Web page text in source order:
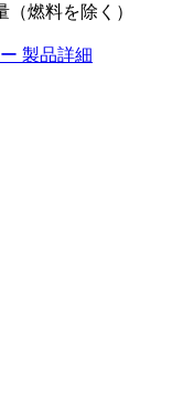
（燃料を除く）
製品詳細